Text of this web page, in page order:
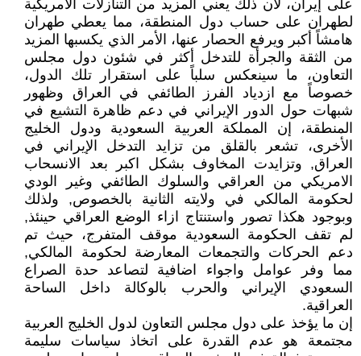
على إيران، لأن ذلك يعني المزيد من التنازلات الأمريكية
لطهران على حساب دول المنطقة، مما يعطي طهران
هامشاً أكبر ويرفع الحصار عنها، الأمر الذي يكسبها المزيد
من الثقة والجرأة للتدخل أكثر في شئون دول مجلس
التعاون، ما سينعكس سلباً على استقرار تلك الدول،
خصوصاً مع ازدياد الفرز الطائفي في العراق وظهور
شبهات حول الدور الإيراني في دعم ظاهرة التشيع في
المنطقة، إن المملكة العربية السعودية ودول الخليج
الأخرى، تشعر بالقلق من تزايد التدخل الإيراني في
العراق, وتزايدت المخاوف بشكل اكبر بعد الانسحاب
الامريكي من العراقي والسلوك الطائفي وغير الودي
لحكومة المالكي في ولايته الثانية بالخصوص, ولذلك
وبوجود هكذا تصور واستنتاج ازاء الوضع العراقي حينئذ,
لم تقف الحكومة السعودية موقف المتفرج، حيث تم
دعم الحركات والتجمعات المعارضة لحكومة المالكي,
مما وفر عوامل واجواء اضافية لتصاعد حدة الصراع
السعودي الإيراني والحرب بالوكالة داخل الساحة
العراقية.
إن ما يؤخذ على دول مجلس التعاون لدول الخليج العربية
مجتمعة هو عدم القدرة على اتخاذ سياسات سليمة